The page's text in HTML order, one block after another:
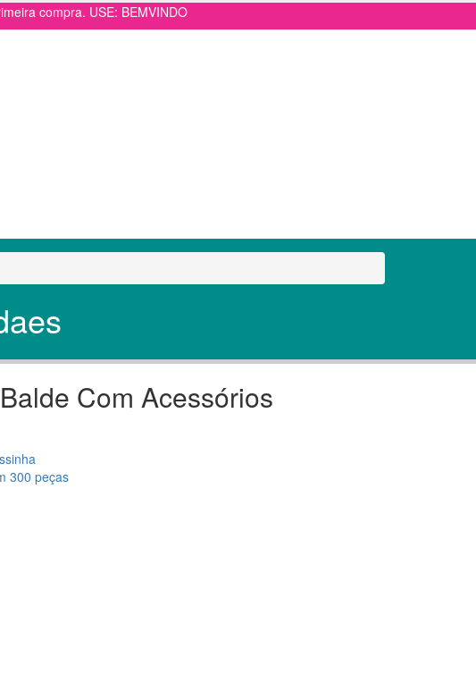
compra. USE: BEMVINDO
Com Acessórios
300 peças